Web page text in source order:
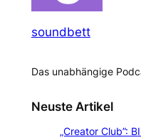
soundbett
Das unabhängige
Neuste Artikel
„Creator Club”: